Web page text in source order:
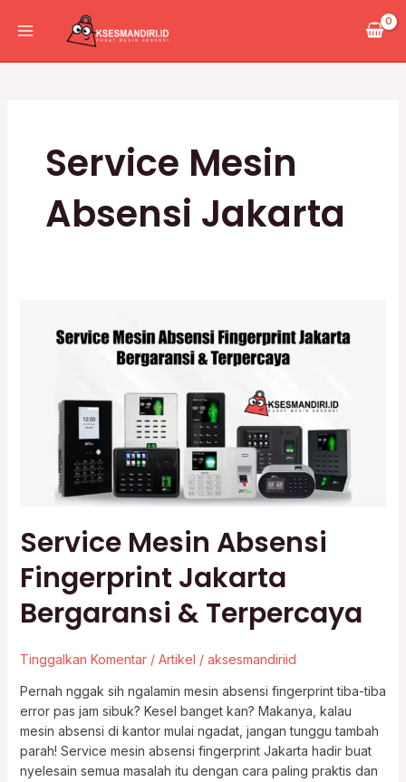
Service Mesin
Absensi Jakarta
Service Mesin Absensi
Fingerprint Jakarta
Bergaransi & Terpercaya
Tinggalkan Komentar / Artikel / aksesmandiriid
Pernah nggak sih ngalamin mesin absensi fingerprint tiba-tiba
error pas jam sibuk? Kesel banget kan? Makanya, kalau
mesin absensi di kantor mulai ngadat, jangan tunggu tambah
parah! Service mesin absensi fingerprint Jakarta hadir buat
nyelesain semua masalah itu dengan cara paling praktis dan
Absensi
Bergaransi
Terpercaya